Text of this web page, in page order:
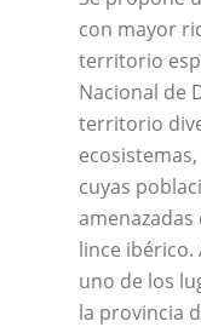
con mayor
territorio
Nacional de
territorio
cuyas
lince
uno de los
la provincia